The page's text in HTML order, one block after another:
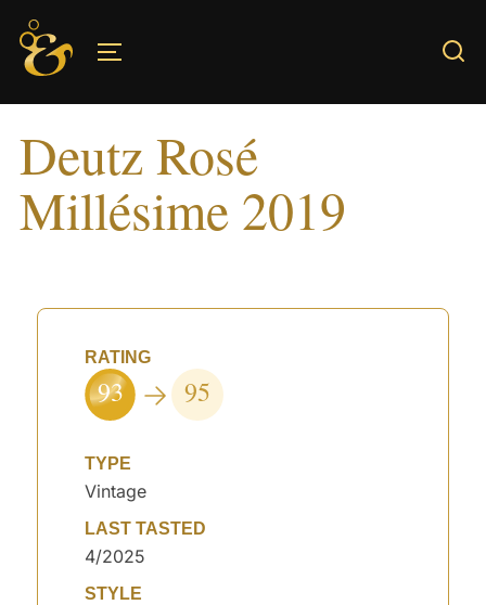
Skip
content
Deutz Rosé
Millésime 2019
RATING
93 95
TYPE
Vintage
LAST TASTED
4/2025
STYLE